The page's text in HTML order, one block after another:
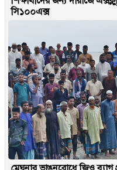
সি১০০এক্স
মেঘনার ভাঙনরোধে জিও